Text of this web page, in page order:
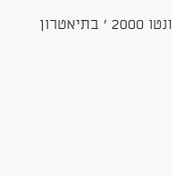
זוכת פרס ראשון בפסטיבל 'תיאטרונטו 2000 ' בתיאטרון